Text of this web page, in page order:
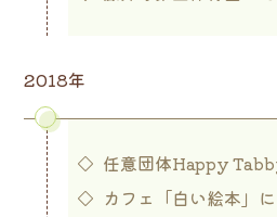
2018年
任意団体Happy
カフェ「白い絵本」